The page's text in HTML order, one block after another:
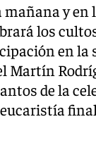
mañana y
los
en
Martín
de la